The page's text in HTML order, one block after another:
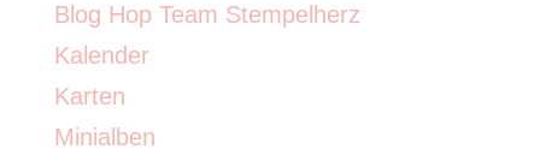
Blog Hop Team Stempelherz
Kalender
Karten
Minialben